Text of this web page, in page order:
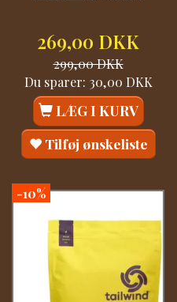
269,00 DKK
299,00 DKK
Du sparer: 30,00 DKK
LÆG I KURV
Tilføj ønskeliste
-10%